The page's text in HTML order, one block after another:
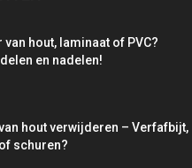
van hout, laminaat of PVC?
en nadelen!
hout verwijderen – Verfafbijt,
schuren?